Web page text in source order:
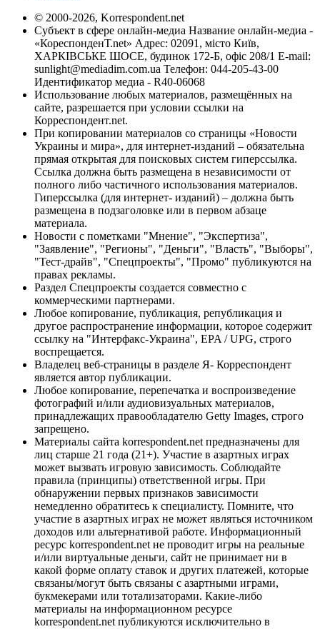
© 2000-2026, Korrespondent.net
Субъект в сфере онлайн-медиа Название онлайн-медиа -
«КореспонденТ.net» Адрес: 02091, місто Київ,
ХАРКІВСЬКЕ ШОСЕ, будинок 172-Б, офіс 208/1 E-mail:
sunlight@mediadim.com.ua Телефон: 044-205-43-00
Идентификатор медиа - R40-06068
Использование любых материалов, размещённых на
сайте, разрешается при условии ссылки на
Корреспондент.net.
При копировании материалов со страницы «Новости
Украины и мира», для интернет-изданий – обязательна
прямая открытая для поисковых систем гиперссылка.
Ссылка должна быть размещена в независимости от
полного либо частичного использования материалов.
Гиперссылка (для интернет- изданий) – должна быть
размещена в подзаголовке или в первом абзаце
материала.
Новости с пометками "Мнение", "Экспертиза",
"Заявление", "Регионы", "Деньги", "Власть", "Выборы",
"Тест-драйв", "Спецпроекты", "Промо" публикуются на
правах рекламы.
Раздел Спецпроекты создается совместно с
коммерческими партнерами.
Любое копирование, публикация, републикация и
другое распространение информации, которое содержит
ссылку на "Интерфакс-Украина", EPA / UPG, строго
воспрещается.
Владелец веб-страницы в разделе Я- Корреспондент
является автор публикации.
Любое копирование, перепечатка и воспроизведение
фотографий и/или аудиовизуальных материалов,
принадлежащих правообладателю Getty Images, строго
запрещено.
Материалы сайта korrespondent.net предназначены для
лиц старше 21 года (21+). Участие в азартных играх
может вызвать игровую зависимость. Соблюдайте
правила (принципы) ответственной игры. При
обнаружении первых признаков зависимости
немедленно обратитесь к специалисту. Помните, что
участие в азартных играх не может являться источником
доходов или альтернативой работе. Информационный
ресурс korrespondent.net не проводит игры на реальные
и/или виртуальные деньги, сайт не принимает ни в
какой форме оплату ставок и других платежей, которые
связаны/могут быть связаны с азартными играми,
букмекерами или тотализаторами. Какие-либо
материалы на информационном ресурсе
korrespondent.net публикуются исключительно в